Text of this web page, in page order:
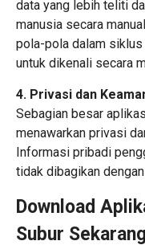
data yang lebih teliti
manusia secara
pola-pola dalam
untuk dikenali secara
4. Privasi dan
Sebagian besar
menawarkan privasi
Informasi pribadi
tidak dibagikan
Download
Subur